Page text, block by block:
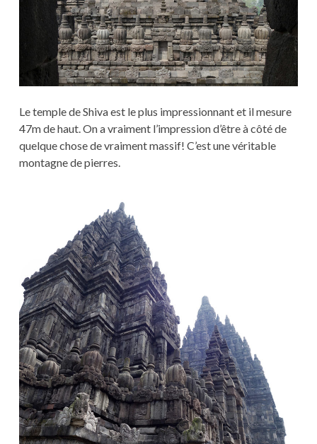
Le temple de Shiva est le plus impressionnant et il mesure
47m de haut. On a vraiment l’impression d’être à côté de
quelque chose de vraiment massif! C’est une véritable
montagne de pierres.